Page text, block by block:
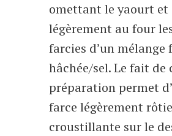
omettant le yaourt et
légèrement au four
farcies d’un
hâchée/sel. Le fait de
préparation permet
farce légèrement
croustillante sur le